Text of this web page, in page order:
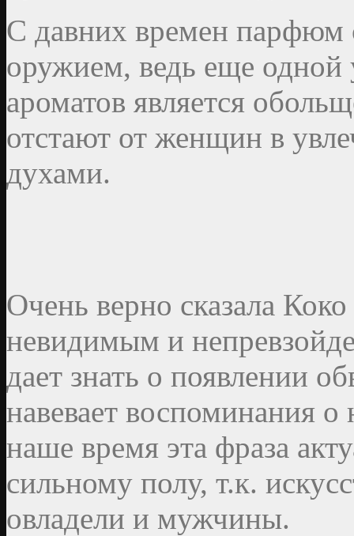
С давних времен парфюм
оружием, ведь еще одной
ароматов является
отстают от женщин в
духами.
Очень верно сказала
невидимым и
дает знать о появлении
навевает воспоминания
наше время эта фраза
сильному полу, т.к.
овладели и мужчины.